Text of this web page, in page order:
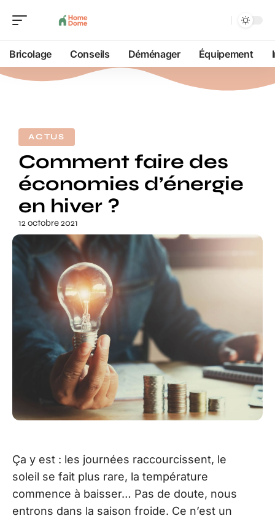
Bricolage Conseils Déménager Équipement
ACTUS
Comment faire des
économies d’énergie
en hiver ?
12 octobre 2021
Ça y est : les journées raccourcissent, le
soleil se fait plus rare, la température
commence à baisser… Pas de doute, nous
entrons dans la saison froide. Ce n’est un